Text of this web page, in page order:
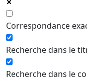
Correspondance
Recherche dans le
Recherche dans le